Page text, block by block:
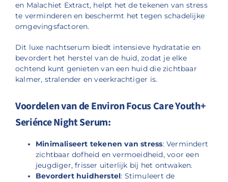
en Malachiet Extract, helpt het de tekenen van stress
te verminderen en beschermt het tegen schadelijke
omgevingsfactoren.
Dit luxe nachtserum biedt intensieve hydratatie en
bevordert het herstel van de huid, zodat je elke
ochtend kunt genieten van een huid die zichtbaar
kalmer, stralender en veerkrachtiger is.
Voordelen van de Environ Focus Care Youth+
Seriénce Night Serum:
Minimaliseert tekenen van stress: Vermindert
zichtbaar dofheid en vermoeidheid, voor een
jeugdiger, frisser uiterlijk bij het ontwaken.
Bevordert huidherstel: Stimuleert de